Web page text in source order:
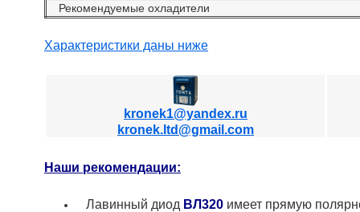
Рекомендуемые охладители
Характеристики даны ниже
kronek1@yandex.ru
kronek.ltd@gmail.com
Наши рекомендации:
Лавинный диод ВЛ320 имеет прямую